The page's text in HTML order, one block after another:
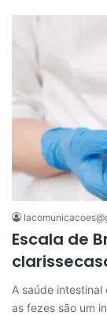
Escala de
A saúde
as fezes são um